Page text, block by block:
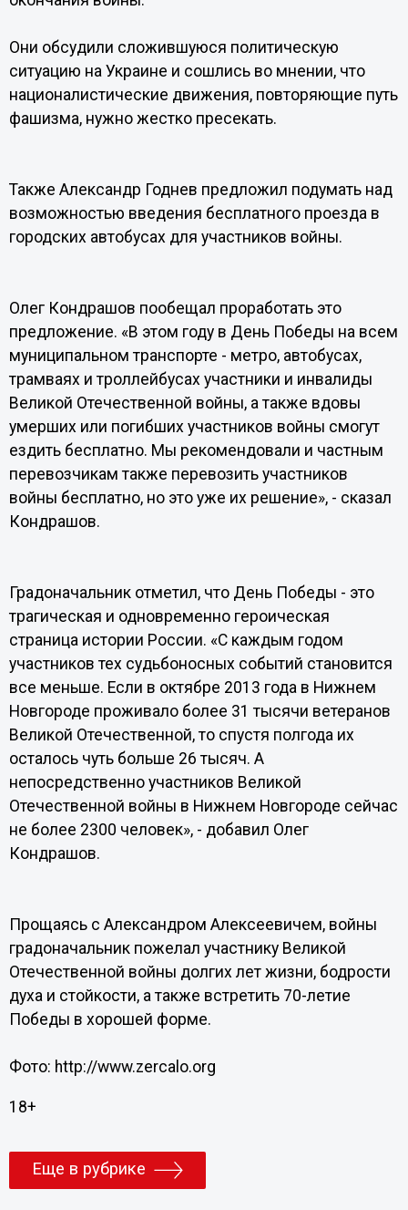
Они обсудили сложившуюся политическую
ситуацию на Украине и сошлись во мнении, что
националистические движения, повторяющие путь
фашизма, нужно жестко пресекать.
Также Александр Годнев предложил подумать над
возможностью введения бесплатного проезда в
городских автобусах для участников войны.
Олег Кондрашов пообещал проработать это
предложение. «В этом году в День Победы на всем
муниципальном транспорте - метро, автобусах,
трамваях и троллейбусах участники и инвалиды
Великой Отечественной войны, а также вдовы
умерших или погибших участников войны смогут
ездить бесплатно. Мы рекомендовали и частным
перевозчикам также перевозить участников
войны бесплатно, но это уже их решение», - сказал
Кондрашов.
Градоначальник отметил, что День Победы - это
трагическая и одновременно героическая
страница истории России. «С каждым годом
участников тех судьбоносных событий становится
все меньше. Если в октябре 2013 года в Нижнем
Новгороде проживало более 31 тысячи ветеранов
Великой Отечественной, то спустя полгода их
осталось чуть больше 26 тысяч. А
непосредственно участников Великой
Отечественной войны в Нижнем Новгороде сейчас
не более 2300 человек», - добавил Олег
Кондрашов.
Прощаясь с Александром Алексеевичем, войны
градоначальник пожелал участнику Великой
Отечественной войны долгих лет жизни, бодрости
духа и стойкости, а также встретить 70-летие
Победы в хорошей форме.
Фото: http://www.zercalo.org
18+
Еще в рубрике